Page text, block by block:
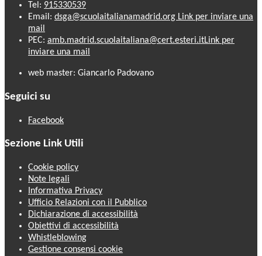
Tel: 915330539
Email: dsga@scuolaitalianamadrid.org Link per inviare una
mail
PEC: amb.madrid.scuolaitaliana@cert.esteri.itLink per
inviare una mail
web master: Giancarlo Padovano
Seguici su
Facebook
Sezione Link Utili
Cookie policy
Note legali
Informativa Privacy
Ufficio Relazioni con il Pubblico
Dichiarazione di accessibilità
Obiettivi di accessibilità
Whistleblowing
Gestione consensi cookie